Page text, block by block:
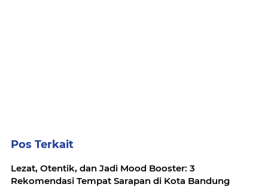
Pos Terkait
Lezat, Otentik, dan Jadi Mood Booster: 3
Rekomendasi Tempat Sarapan di Kota Bandung